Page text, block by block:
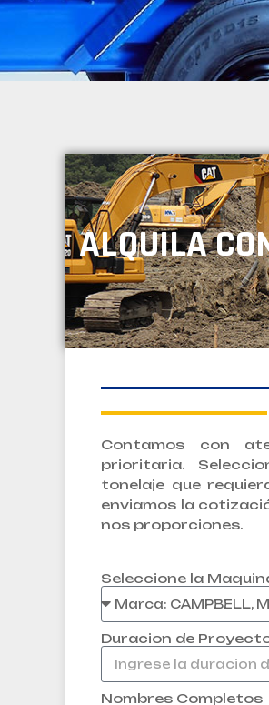
ALQUILA
Contamos con
prioritaria.
tonelaje que
enviamos la
nos proporciones.
Seleccione la
Duracion de
Nombres Completos